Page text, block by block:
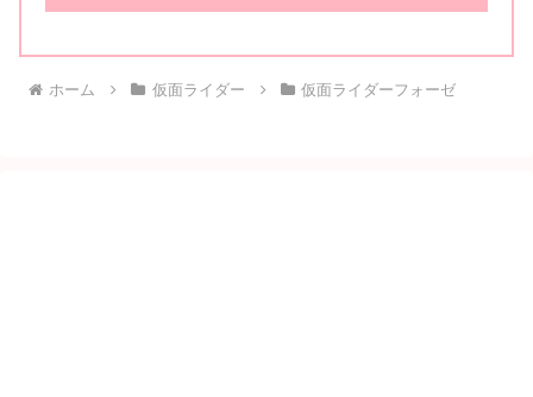
ホーム 仮面ライダー 仮面ライダーフォーゼ